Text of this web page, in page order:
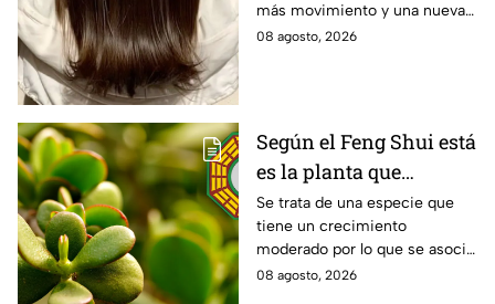
más movimiento y una nueva
versión.
08 agosto, 2026
Según el Feng Shui está
es la planta que
representa el
crecimiento económico
y no es la lengua de
suegra
Se trata de una especie que
tiene un crecimiento
moderado por lo que se asocia
con la vida.
08 agosto, 2026